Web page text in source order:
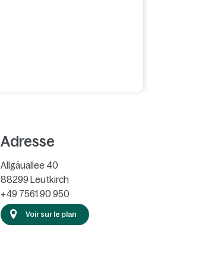
Adresse
Allgäuallee 40
88299 Leutkirch
+49 7561 90 950
Voir sur le plan